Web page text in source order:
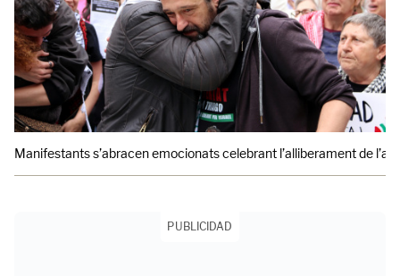
Manifestants s’abracen emocionats celebrant l’alliberament de
PUBLICIDAD